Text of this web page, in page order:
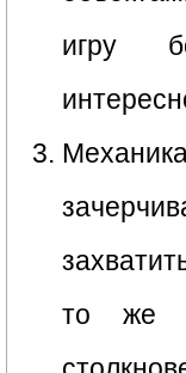
игру
то же